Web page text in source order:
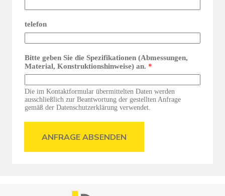
telefon
Bitte geben Sie die Spezifikationen (Abmessungen,
Material, Konstruktionshinweise) an. *
Die im Kontaktformular übermittelten Daten werden
ausschließlich zur Beantwortung der gestellten Anfrage
gemäß der Datenschutzerklärung verwendet.
ANFRAGE ABSENDEN